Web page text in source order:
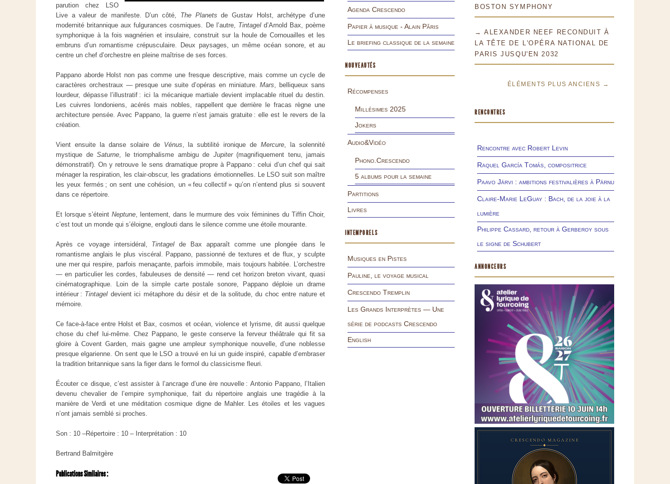
parution chez LSO
Live a valeur de manifeste. D’un côté, The Planets de Gustav Holst, archétype d’une
modernité britannique aux fulgurances cosmiques. De l’autre, Tintagel d’Arnold Bax, poème
symphonique à la fois wagnérien et insulaire, construit sur la houle de Cornouailles et les
embruns d’un romantisme crépusculaire. Deux paysages, un même océan sonore, et au
centre un chef d’orchestre en pleine maîtrise de ses forces.
Pappano aborde Holst non pas comme une fresque descriptive, mais comme un cycle de
caractères orchestraux — presque une suite d’opéras en miniature.Mars, belliqueux sans
lourdeur, dépasse l’illustratif : ici la mécanique martiale devient implacable rituel du destin.
Les cuivres londoniens, acérés mais nobles, rappellent que derrière le fracas règne une
architecture pensée. Avec Pappano, la guerre n’est jamais gratuite : elle est le revers de la
création.
Vient ensuite la danse solaire de Vénus, la subtilité ironique deMercure, la solennité
mystique de Saturne, le triomphalisme ambigu de Jupiter(magnifiquement tenu, jamais
démonstratif). On y retrouve le sens dramatique propre à Pappano : celui d’un chef qui sait
ménager la respiration, les clair-obscur, les gradations émotionnelles. Le LSO suit son maître
les yeux fermés ; on sent une cohésion, un « feu collectif » qu’on n’entend plus si souvent
dans ce répertoire.
Et lorsque s’éteint Neptune, lentement, dans le murmure des voix féminines du Tiffin Choir,
c’est tout un monde qui s’éloigne, englouti dans le silence comme une étoile mourante.
Après ce voyage intersidéral, Tintagel de Bax apparaît comme une plongée dans le
romantisme anglais le plus viscéral. Pappano, passionné de textures et de flux, y sculpte
une mer qui respire, parfois menaçante, parfois immobile, mais toujours habitée. L’orchestre
— en particulier les cordes, fabuleuses de densité — rend cet horizon breton vivant, quasi
cinématographique. Loin de la simple carte postale sonore, Pappano déploie un drame
intérieur : Tintagel devient ici métaphore du désir et de la solitude, du choc entre nature et
mémoire.
Ce face-à-face entre Holst et Bax, cosmos et océan, violence et lyrisme, dit aussi quelque
chose du chef lui-même. Chez Pappano, le geste conserve la ferveur théâtrale qui fit sa
gloire à Covent Garden, mais gagne une ampleur symphonique nouvelle, d’une noblesse
presque elgarienne. On sent que le LSO a trouvé en lui un guide inspiré, capable d’embraser
la tradition britannique sans la figer dans le formol du classicisme fleuri.
Écouter ce disque, c’est assister à l’ancrage d’une ère nouvelle : Antonio Pappano, l’Italien
devenu chevalier de l’empire symphonique, fait du répertoire anglais une tragédie à la
manière de Verdi et une méditation cosmique digne de Mahler. Les étoiles et les vagues
n’ont jamais semblé si proches.
Son : 10 –Répertoire : 10 – Interprétation : 10
Bertrand Balmitgère
Publications Similaires :
Agenda Crescendo
Papier à musique - Alain Pâris
Le briefing classique de la semaine
NOUVEAUTÉS
Récompenses
Millésimes 2025
Jokers
Audio&Vidéo
Phono.Crescendo
5 albums pour la semaine
Partitions
Livres
INTEMPORELS
Musiques en Pistes
Pauline, le voyage musical
Crescendo Tremplin
Les Grands Interprètes — Une
série de podcasts Crescendo
English
BOSTON SYMPHONY
→ ALEXANDER NEEF RECONDUIT À
LA TÊTE DE L'OPÉRA NATIONAL DE
PARIS JUSQU'EN 2032
ÉLÉMENTS PLUS ANCIENS →
RENCONTRES
Rencontre avec Robert Levin
Raquel García Tomás, compositrice
Paavo Järvi : ambitions festivalières à Pärnu
Claire-Marie LeGuay : Bach, de la joie à la
lumière
Philippe Cassard, retour à Gerberoy sous
le signe de Schubert
ANNONCEURS